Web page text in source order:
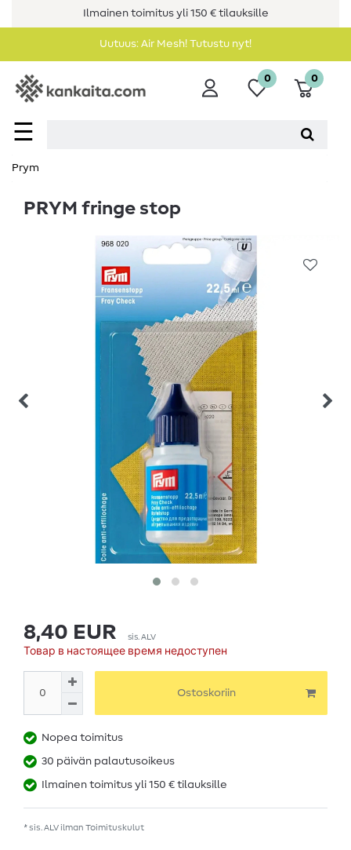
Ilmainen toimitus yli 150 € tilauksille
Uutuus: Air Mesh! Tutustu nyt!
☰
0 0
Prym
PRYM fringe stop
8,40 EUR sis. ALV
Товар в настоящее время недоступен
Ostoskoriin
Nopea toimitus
30 päivän palautusoikeus
Ilmainen toimitus yli 150 € tilauksille
* sis. ALV ilman Toimituskulut